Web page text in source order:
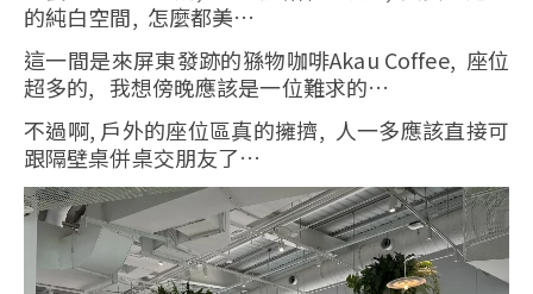
的純白空間, 怎麼都美…
這一間是來屏東發跡的猻物咖啡Akau Coffee, 座位
超多的, 我想傍晚應該是一位難求的…
不過啊, 戶外的座位區真的擁擠, 人一多應該直接可
跟隔壁桌併桌交朋友了…